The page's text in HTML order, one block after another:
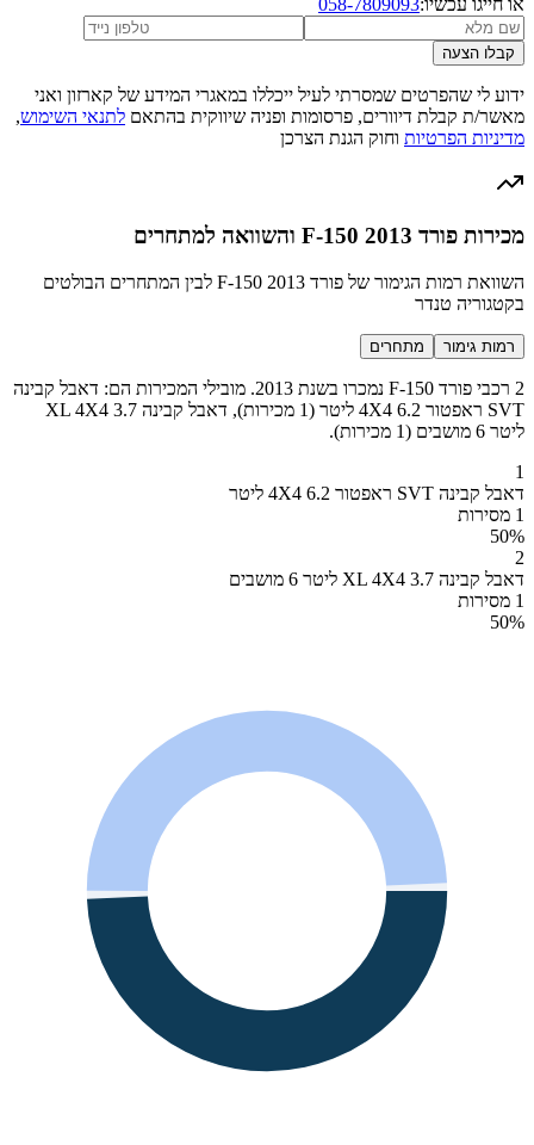
קבלו הצעה
ידוע לי שהפרטים שמסרתי לעיל ייכללו במאגרי המידע של קארזון ואני
מאשר/ת קבלת דיוורים, פרסומות ופניה שיווקית בהתאם לתנאי השימוש,
מדיניות הפרטיות וחוק הגנת הצרכן
מכירות פורד F-150 2013 והשוואה למתחרים
השוואת רמות הגימור של פורד F-150 2013 לבין המתחרים הבולטים
בקטגוריה טנדר
רמות גימור מתחרים
2 רכבי פורד F-150 נמכרו בשנת 2013. מובילי המכירות הם: דאבל קבינה
SVT ראפטור 4X4 6.2 ליטר (1 מכירות), דאבל קבינה XL 4X4 3.7
ליטר 6 מושבים (1 מכירות).
1
דאבל קבינה SVT ראפטור 4X4 6.2 ליטר
1 מסירות
50%
2
דאבל קבינה XL 4X4 3.7 ליטר 6 מושבים
1 מסירות
50%